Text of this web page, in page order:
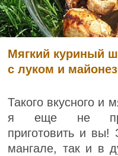
Мягкий куриный
с луком и
Такого вкусного и
я еще не
приготовить и вы!
мангале, так и в